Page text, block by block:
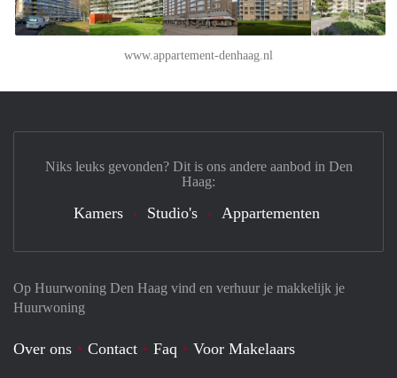
www.appartement-denhaag.nl
Op Huurwoning Den Haag vind en verhuur je makkelijk je
Huurwoning
Over ons Contact Faq
Voor Makelaars
Niks leuks gevonden? Dit is ons andere aanbod in Den
Haag:
Kamers Studio's Appartementen